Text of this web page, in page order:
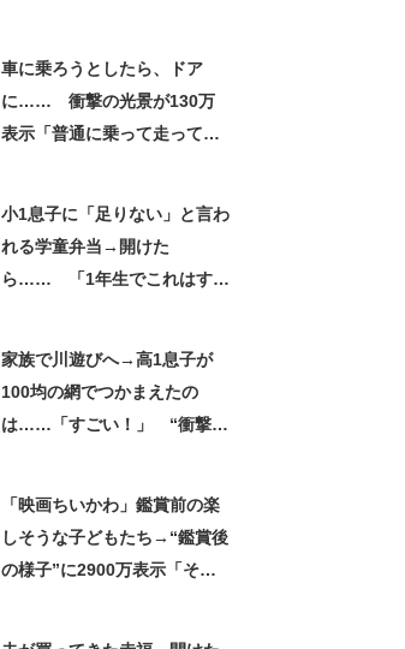
車に乗ろうとしたら、ドア
に…… 衝撃の光景が130万
表示「普通に乗って走ってた
小1息子に「足りない」と言わ
れる学童弁当→開けた
ら…… 「1年生でこれはすご
家族で川遊びへ→高1息子が
100均の網でつかまえたの
は……「すごい！」 “衝撃の
「映画ちいかわ」鑑賞前の楽
しそうな子どもたち→“鑑賞後
の様子”に2900万表示「そう